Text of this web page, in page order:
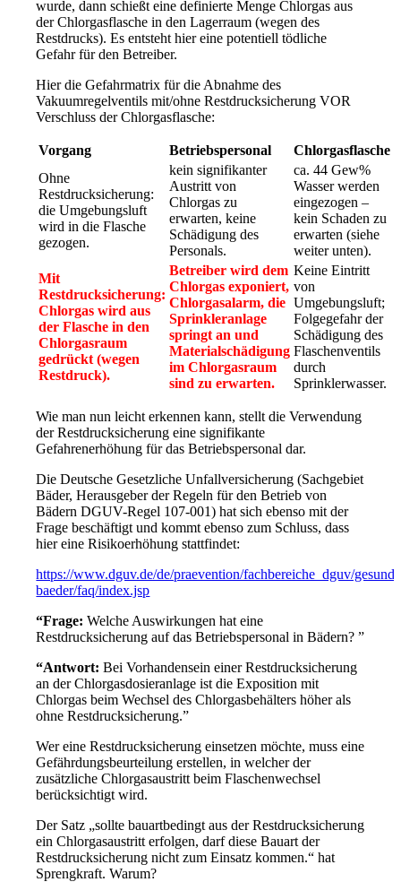
wurde, dann schießt eine definierte Menge Chlorgas aus
der Chlorgasflasche in den Lagerraum (wegen des
Restdrucks). Es entsteht hier eine potentiell tödliche
Gefahr für den Betreiber.
Hier die Gefahrmatrix für die Abnahme des
Vakuumregelventils mit/ohne Restdrucksicherung VOR
Verschluss der Chlorgasflasche:
Vorgang Betriebspersonal
Chlorgasflasche
Ohne
Restdrucksicherung:
die Umgebungsluft
wird in die Flasche
gezogen.
kein signifikanter
Austritt von
Chlorgas zu
erwarten, keine
Schädigung des
Personals.
ca. 44 Gew%
Wasser werden
eingezogen –
kein Schaden zu
erwarten (siehe
weiter unten).
Mit
Restdrucksicherung:
Chlorgas wird aus
der Flasche in den
Chlorgasraum
gedrückt (wegen
Restdruck).
Betreiber wird dem
Chlorgas exponiert,
Chlorgasalarm, die
Sprinkleranlage
springt an und
Materialschädigung
im Chlorgasraum
sind zu erwarten.
Keine Eintritt
von
Umgebungsluft;
Folgegefahr der
Schädigung des
Flaschenventils
durch
Sprinklerwasser.
Wie man nun leicht erkennen kann, stellt die Verwendung
der Restdrucksicherung eine signifikante
Gefahrenerhöhung für das Betriebspersonal dar.
Die Deutsche Gesetzliche Unfallversicherung (Sachgebiet
Bäder, Herausgeber der Regeln für den Betrieb von
Bädern DGUV-Regel 107-001) hat sich ebenso mit der
Frage beschäftigt und kommt ebenso zum Schluss, dass
hier eine Risikoerhöhung stattfindet:
https://www.dguv.de/de/praevention/fachbereiche_dguv/
baeder/faq/index.jsp
“Frage:Welche Auswirkungen hat eine
Restdrucksicherung auf das Betriebspersonal in Bädern? ”
“Antwort: Bei Vorhandensein einer Restdrucksicherung
an der Chlorgasdosieranlage ist die Exposition mit
Chlorgas beim Wechsel des Chlorgasbehälters höher als
ohne Restdrucksicherung.”
Wer eine Restdrucksicherung einsetzen möchte, muss eine
Gefährdungsbeurteilung erstellen, in welcher der
zusätzliche Chlorgasaustritt beim Flaschenwechsel
berücksichtigt wird.
Der Satz „sollte bauartbedingt aus der Restdrucksicherung
ein Chlorgasaustritt erfolgen, darf diese Bauart der
Restdrucksicherung nicht zum Einsatz kommen.“ hat
Sprengkraft. Warum?